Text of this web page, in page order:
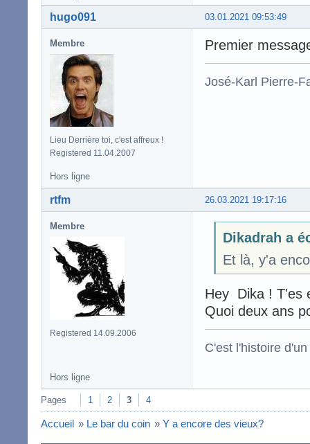
03.01.2021 09:53:49
hugo091
Membre
Lieu Derrière toi, c'est affreux !
Registered 11.04.2007
Premier
José-Karl Pierre-
Hors ligne
26.03.2021 19:17:16
rtfm
Membre
Registered 14.09.2006
Dikadrah a
Et là, y'a
Hey Dika ! T'es
Quoi deux ans
C'est l'histoire
Hors ligne
Pages 1 2 3 4
Accueil » Le bar du coin » Y a encore des vieux?